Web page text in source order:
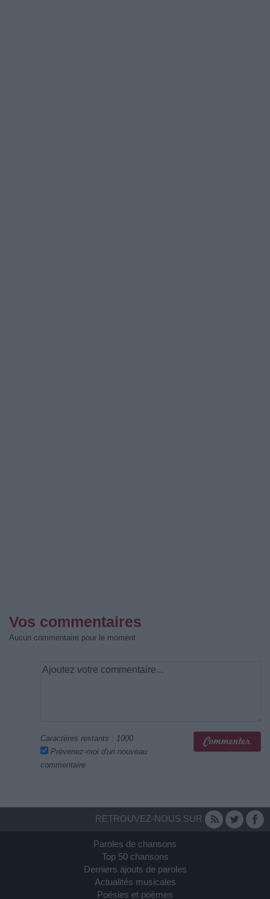
Vos commentaires
Aucun commentaire pour le moment
Caractères restants : 1000
Prévenez-moi d'un nouveau
commentaire
RETROUVEZ-NOUS SUR
Paroles de chansons
Top 50 chansons
Derniers ajouts de paroles
Actualités musicales
Poésies et poèmes